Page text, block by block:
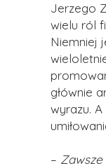
Jerzego
wielu ról
Niemniej
głównie
wyrazu.
– Zawsze